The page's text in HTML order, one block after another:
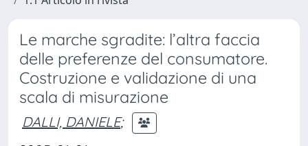
Le marche sgradite: l’altra faccia
delle preferenze del consumatore.
Costruzione e validazione di una
scala di misurazione
DALLI, DANIELE;